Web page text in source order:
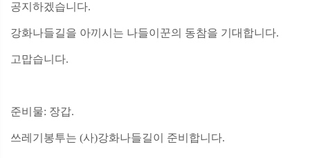
공지하겠습니다.
강화나들길을 아끼시는 나들이꾼의 동참을 기대합니다.
고맙습니다.
준비물: 장갑.
쓰레기봉투는 (사)강화나들길이 준비합니다.